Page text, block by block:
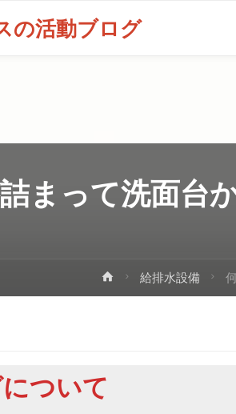
の活動ブログ
まって洗面台
給排水設備
ついて